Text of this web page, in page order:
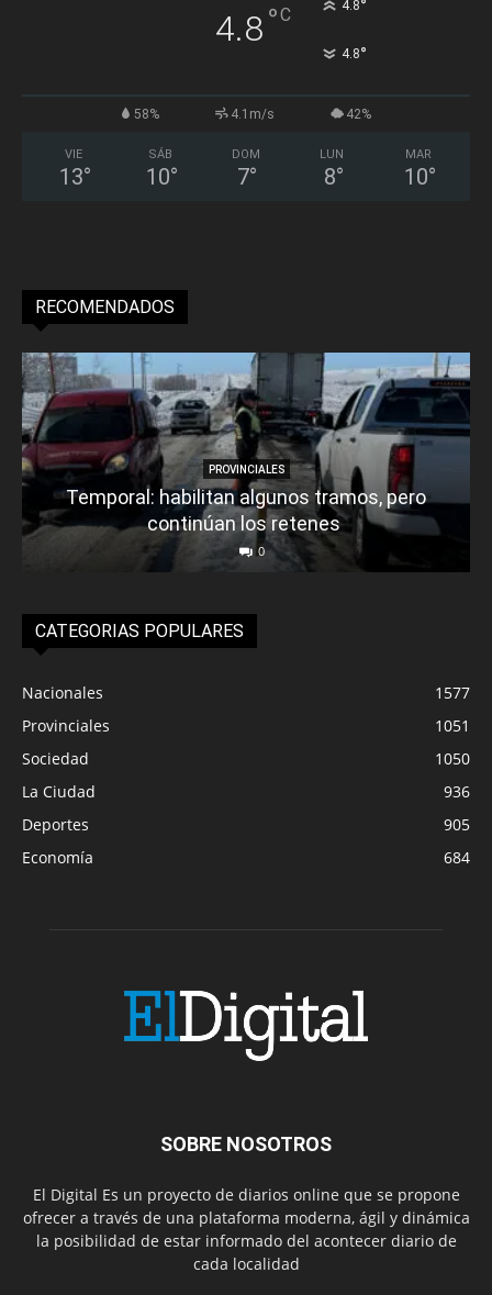
4.8°C 4.8°
4.8°
58% 4.1m/s 42%
VIE
13°
SÁB
10°
DOM
7°
LUN
8°
MAR
10°
RECOMENDADOS
PROVINCIALES
Temporal: habilitan algunos tramos, pero
continúan los retenes
0
CATEGORIAS POPULARES
Nacionales
1577
Provinciales
1051
Sociedad
1050
La Ciudad
936
Deportes
905
Economía
684
SOBRE NOSOTROS
El Digital Es un proyecto de diarios online que se propone
ofrecer a través de una plataforma moderna, ágil y dinámica
la posibilidad de estar informado del acontecer diario de
cada localidad